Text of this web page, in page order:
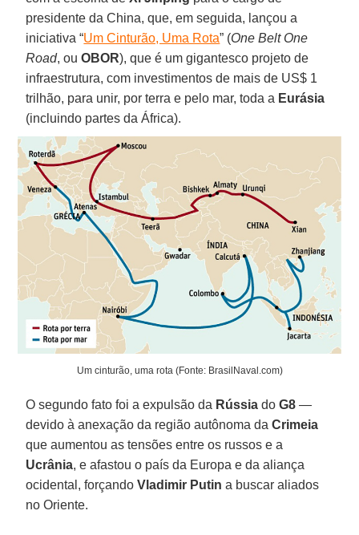
presidente da China, que, em seguida, lançou a
iniciativa “Um Cinturão, Uma Rota” (One Belt One
Road, ouOBOR), que é um gigantesco projeto de
infraestrutura, com investimentos de mais de US$ 1
trilhão, para unir, por terra e pelo mar, toda a Eurásia
(incluindo partes da África).
Um cinturão, uma rota (Fonte: BrasilNaval.com)
O segundo fato foi a expulsão da Rússia doG8 —
devido à anexação da região autônoma daCrimeia
que aumentou as tensões entre os russos e a
Ucrânia, e afastou o país da Europa e da aliança
ocidental, forçandoVladimir Putin a buscar aliados
no Oriente.